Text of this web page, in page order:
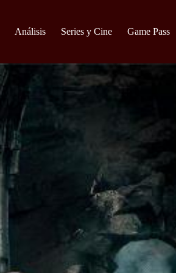
Análisis Series y Cine Game Pass